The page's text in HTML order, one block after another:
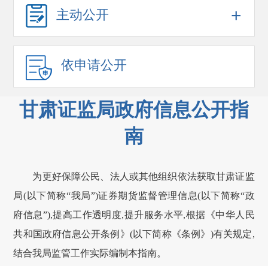
主动公开 +
依申请公开
甘肃证监局政府信息公开指
南
为更好保障公民、法人或其他组织依法获取甘肃证监
局(以下简称“我局”)证券期货监督管理信息(以下简称“政
府信息”),提高工作透明度,提升服务水平,根据《中华人民
共和国政府信息公开条例》(以下简称《条例》)有关规定,
结合我局监管工作实际编制本指南。